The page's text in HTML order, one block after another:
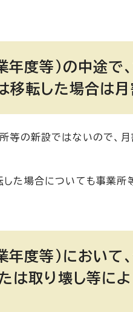
度等）の中途で
移転した場合は月
の新設ではないので、
た場合についても事業所
度等）において
は取り壊し等に